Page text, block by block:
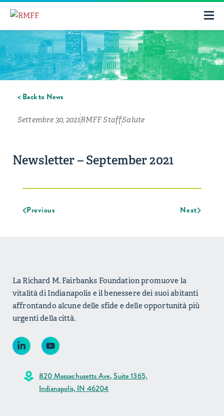
< Back to News
Settembre 30, 2021RMFF StaffSalute
Newsletter – September 2021
Previous Next
La Richard M. Fairbanks Foundation promuove la
vitalità di Indianapolis e il benessere dei suoi abitanti
affrontando alcune delle sfide e delle opportunità più
urgenti della città.
820 Massachusetts Ave, Suite 1365,
Indianapolis, IN 46204